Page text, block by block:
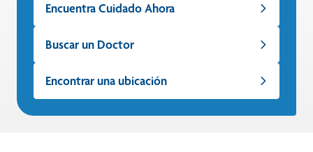
Encuentra Cuidado Ahora
Buscar un Doctor
Encontrar una ubicación